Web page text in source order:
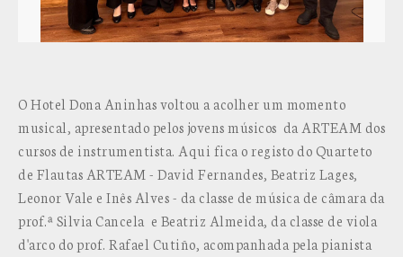
O Hotel Dona Aninhas voltou a acolher um momento
musical, apresentado pelos jovens músicos da ARTEAM dos
cursos de instrumentista. Aqui fica o registo do Quarteto
de Flautas ARTEAM - David Fernandes, Beatriz Lages,
Leonor Vale e Inês Alves - da classe de música de câmara da
prof.ª Silvia Cancela e Beatriz Almeida, da classe de viola
d'arco do prof. Rafael Cutiño, acompanhada pela pianista